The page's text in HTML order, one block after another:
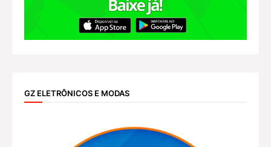
GZ ELETRÔNICOS E MODAS